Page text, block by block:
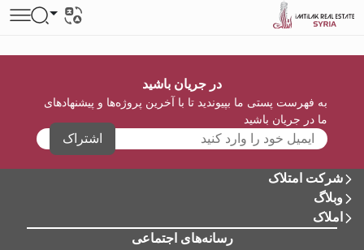
در جریان باشید
به فهرست پستی ما بپیوندید تا با آخرین پروژه‌ها و پیشنهادهای
ما در جریان باشید
اشتراک
شرکت امتلاک
وبلاگ
املاک
رسانه‌های اجتماعی